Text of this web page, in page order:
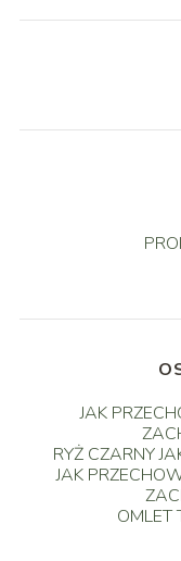
JAK
RYŻ CZARNY
JAK
OMLET